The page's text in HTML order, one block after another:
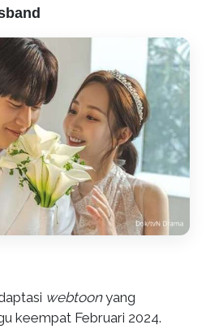
webtoonyang
keempat Februari 2024.